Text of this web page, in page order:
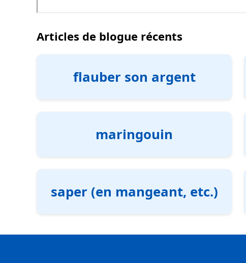
Articles de blogue récents
flauber son argent
maringouin
saper (en mangeant, etc.)